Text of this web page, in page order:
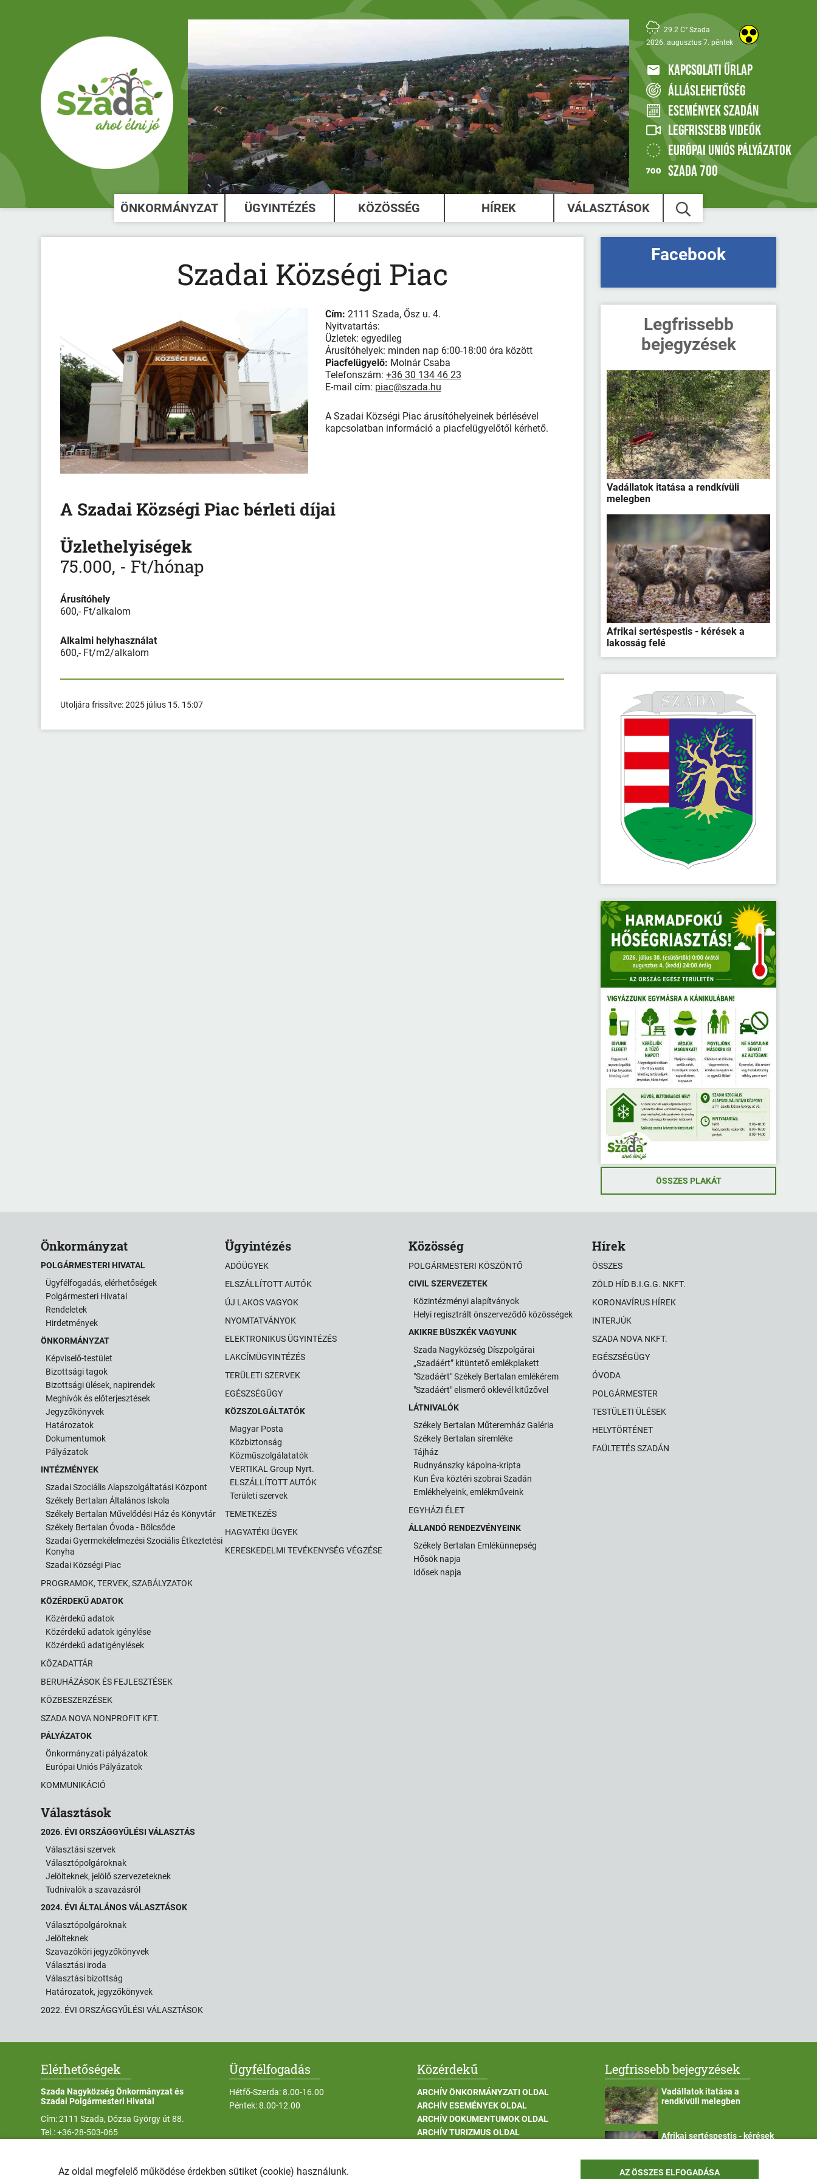
29.2 C° Szada
2026. augusztus 7. péntek
KAPCSOLATI ŰRLAP
ÁLLÁSLEHETŐSÉG
ESEMÉNYEK SZADÁN
LEGFRISSEBB VIDEÓK
EURÓPAI UNIÓS PÁLYÁZATOK
SZADA 700
ÖNKORMÁNYZAT ÜGYINTÉZÉS KÖZÖSSÉG HÍREK VÁLASZTÁSOK
Szadai Községi Piac
Cím: 2111 Szada, Ősz u. 4.
Nyitvatartás:
Üzletek: egyedileg
Árusítóhelyek: minden nap 6:00-18:00 óra között
Piacfelügyelő: Molnár Csaba
Telefonszám: +36 30 134 46 23
E-mail cím: piac@szada.hu
A Szadai Községi Piac árusítóhelyeinek bérlésével
kapcsolatban információ a piacfelügyelőtől kérhető.
A Szadai Községi Piac bérleti díjai
Üzlethelyiségek
75.000, - Ft/hónap
Árusítóhely
600,- Ft/alkalom
Alkalmi helyhasználat
600,- Ft/m2/alkalom
Utoljára frissítve:2025 július 15. 15:07
Facebook
Legfrissebb
bejegyzések
Vadállatok itatása a rendkívüli
melegben
Afrikai sertéspestis - kérések a
lakosság felé
ÖSSZES PLAKÁT
Önkormányzat
POLGÁRMESTERI HIVATAL
Ügyfélfogadás, elérhetőségek
Polgármesteri Hivatal
Rendeletek
Hirdetmények
ÖNKORMÁNYZAT
Képviselő-testület
Bizottsági tagok
Bizottsági ülések, napirendek
Meghívók és előterjesztések
Jegyzőkönyvek
Határozatok
Dokumentumok
Pályázatok
INTÉZMÉNYEK
Szadai Szociális Alapszolgáltatási Központ
Székely Bertalan Általános Iskola
Székely Bertalan Művelődési Ház és Könyvtár
Székely Bertalan Óvoda - Bölcsőde
Szadai Gyermekélelmezési Szociális Étkeztetési
Konyha
Szadai Községi Piac
PROGRAMOK, TERVEK, SZABÁLYZATOK
KÖZÉRDEKŰ ADATOK
Közérdekű adatok
Közérdekű adatok igénylése
Közérdekű adatigénylések
KÖZADATTÁR
BERUHÁZÁSOK ÉS FEJLESZTÉSEK
KÖZBESZERZÉSEK
SZADA NOVA NONPROFIT KFT.
PÁLYÁZATOK
Önkormányzati pályázatok
Európai Uniós Pályázatok
KOMMUNIKÁCIÓ
Ügyintézés
ADÓÜGYEK
ELSZÁLLÍTOTT AUTÓK
ÚJ LAKOS VAGYOK
NYOMTATVÁNYOK
ELEKTRONIKUS ÜGYINTÉZÉS
LAKCÍMÜGYINTÉZÉS
TERÜLETI SZERVEK
EGÉSZSÉGÜGY
KÖZSZOLGÁLTATÓK
Magyar Posta
Közbiztonság
Közműszolgálatatók
VERTIKAL Group Nyrt.
ELSZÁLLÍTOTT AUTÓK
Területi szervek
TEMETKEZÉS
HAGYATÉKI ÜGYEK
KERESKEDELMI TEVÉKENYSÉG VÉGZÉSE
Közösség
POLGÁRMESTERI KÖSZÖNTŐ
CIVIL SZERVEZETEK
Közintézményi alapítványok
Helyi regisztrált önszerveződő közösségek
AKIKRE BÜSZKÉK VAGYUNK
Szada Nagyközség Díszpolgárai
„Szadáért” kitüntető emlékplakett
"Szadáért" Székely Bertalan emlékérem
"Szadáért" elismerő oklevél kitűzővel
LÁTNIVALÓK
Székely Bertalan Műteremház Galéria
Székely Bertalan síremléke
Tájház
Rudnyánszky kápolna-kripta
Kun Éva köztéri szobrai Szadán
Emlékhelyeink, emlékműveink
EGYHÁZI ÉLET
ÁLLANDÓ RENDEZVÉNYEINK
Székely Bertalan Emlékünnepség
Hősök napja
Idősek napja
Hírek
ÖSSZES
ZÖLD HÍD B.I.G.G. NKFT.
KORONAVÍRUS HÍREK
INTERJÚK
SZADA NOVA NKFT.
EGÉSZSÉGÜGY
ÓVODA
POLGÁRMESTER
TESTÜLETI ÜLÉSEK
HELYTÖRTÉNET
FAÜLTETÉS SZADÁN
Választások
2026. ÉVI ORSZÁGGYŰLÉSI VÁLASZTÁS
Választási szervek
Választópolgároknak
Jelölteknek, jelölő szervezeteknek
Tudnivalók a szavazásról
2024. ÉVI ÁLTALÁNOS VÁLASZTÁSOK
Választópolgároknak
Jelölteknek
Szavazóköri jegyzőkönyvek
Választási iroda
Választási bizottság
Határozatok, jegyzőkönyvek
2022. ÉVI ORSZÁGGYŰLÉSI VÁLASZTÁSOK
Elérhetőségek
Szada Nagyközség Önkormányzat és
Szadai Polgármesteri Hivatal
Cím: 2111 Szada, Dózsa György út 88.
Tel.:+36-28-503-065
Ügyfélfogadás
Hétfő-Szerda: 8.00-16.00
Péntek: 8.00-12.00
Közérdekű
ARCHÍV ÖNKORMÁNYZATI OLDAL
ARCHÍV ESEMÉNYEK OLDAL
ARCHÍV DOKUMENTUMOK OLDAL
ARCHÍV TURIZMUS OLDAL
Legfrissebb bejegyzések
Vadállatok itatása a
rendkívüli melegben
Afrikai sertéspestis - kérések
Az oldal megfelelő működése érdekben sütiket (cookie) használunk. AZ ÖSSZES ELFOGADÁSA